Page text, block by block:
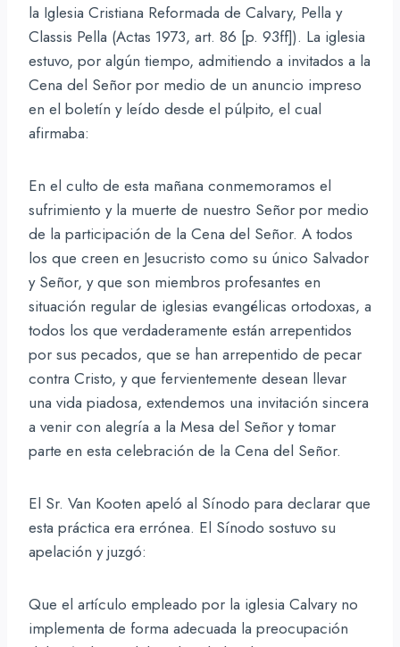
la Iglesia Cristiana Reformada de Calvary, Pella y
Classis Pella (Actas 1973, art. 86 [p. 93ff]). La iglesia
estuvo, por algún tiempo, admitiendo a invitados a la
Cena del Señor por medio de un anuncio impreso
en el boletín y leído desde el púlpito, el cual
afirmaba:
En el culto de esta mañana conmemoramos el
sufrimiento y la muerte de nuestro Señor por medio
de la participación de la Cena del Señor. A todos
los que creen en Jesucristo como su único Salvador
y Señor, y que son miembros profesantes en
situación regular de iglesias evangélicas ortodoxas, a
todos los que verdaderamente están arrepentidos
por sus pecados, que se han arrepentido de pecar
contra Cristo, y que fervientemente desean llevar
una vida piadosa, extendemos una invitación sincera
a venir con alegría a la Mesa del Señor y tomar
parte en esta celebración de la Cena del Señor.
El Sr. Van Kooten apeló al Sínodo para declarar que
esta práctica era errónea. El Sínodo sostuvo su
apelación y juzgó:
Que el artículo empleado por la iglesia Calvary no
implementa de forma adecuada la preocupación